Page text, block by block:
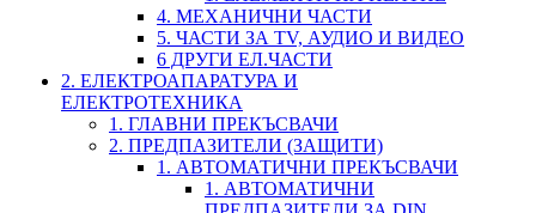
4. МЕХАНИЧНИ ЧАСТИ
5. ЧАСТИ ЗА TV, АУДИО И ВИДЕО
6 ДРУГИ ЕЛ.ЧАСТИ
2. ЕЛЕКТРОАПАРАТУРА И
ЕЛЕКТРОТЕХНИКА
1. ГЛАВНИ ПРЕКЪСВАЧИ
2. ПРЕДПАЗИТЕЛИ (ЗАЩИТИ)
1. АВТОМАТИЧНИ ПРЕКЪСВАЧИ
1. АВТОМАТИЧНИ